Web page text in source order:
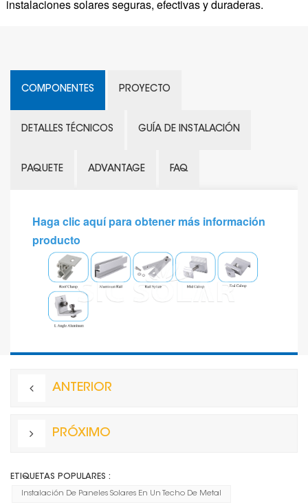
instalaciones solares seguras, efectivas y duraderas.
COMPONENTES PROYECTO
DETALLES TÉCNICOS GUÍA DE INSTALACIÓN
PAQUETE ADVANTAGE FAQ
Haga clic aquí para obtener más información
producto
ANTERIOR
PRÓXIMO
ETIQUETAS POPULARES :
Instalación De Paneles Solares En Un Techo De Metal